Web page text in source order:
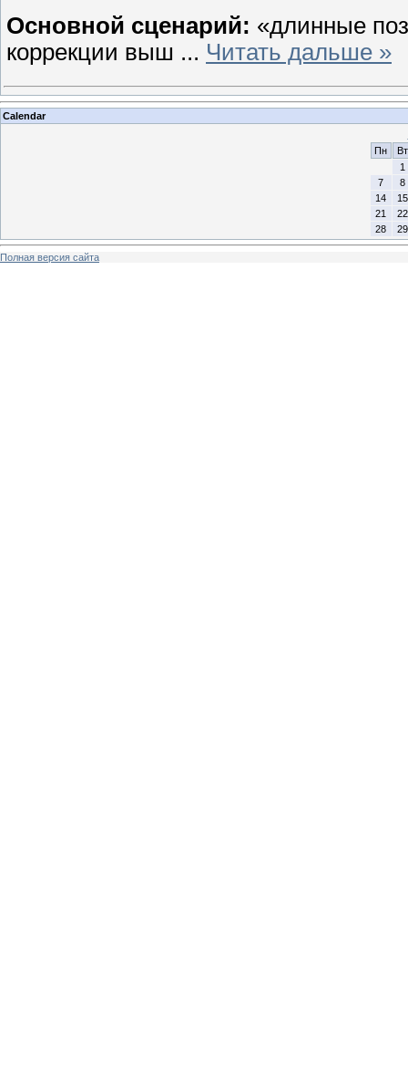
Основной сценарий: «длинные
коррекции выш ... Читать дальше »
Calendar
Пн
Вт
1
7
8
14
15
21
22
28
29
Полная версия сайта